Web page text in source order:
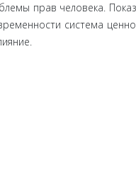
прав человека.
система